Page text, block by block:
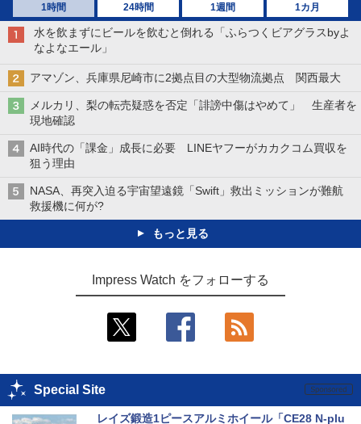
1時間 24時間 1週間 1カ月
水を飲まずにビールを飲むと倒れる「ふらつくビアグラスbyよ
なよなエール」
アマゾン、兵庫県尼崎市に2拠点目の大型物流拠点 関西最大
メルカリ、梨の転売疑惑を否定「誹謗中傷はやめて」 生産者を
現地確認
AI時代の「課金」成長に必要 LINEヤフーがカカクコム買収を
狙う理由
NASA、再突入迫る宇宙望遠鏡「Swift」救出ミッションが難航
救援機に何が?
もっと見る
Impress Watch をフォローする
Special Site
レイズ鍛造1ピースアルミホイール「CE28 N-plu